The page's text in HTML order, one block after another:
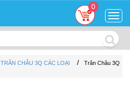
0
TRÂN CHÂU 3Q CÁC LOẠI /
Trân Châu 3Q